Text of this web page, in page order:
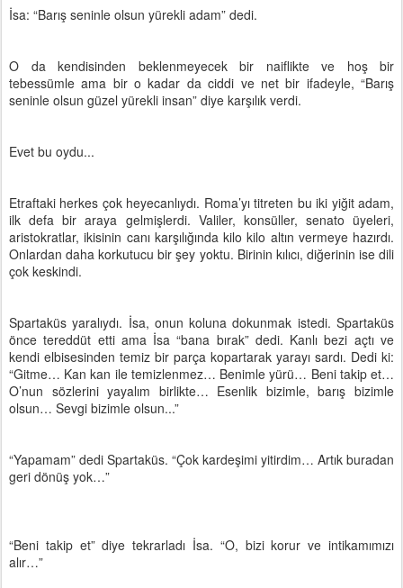
İsa: “Barış seninle olsun yürekli adam” dedi.
O da kendisinden beklenmeyecek bir naiflikte ve hoş bir
tebessümle ama bir o kadar da ciddi ve net bir ifadeyle, “Barış
seninle olsun güzel yürekli insan” diye karşılık verdi.
Evet bu oydu...
Etraftaki herkes çok heyecanlıydı. Roma’yı titreten bu iki yiğit adam,
ilk defa bir araya gelmişlerdi. Valiler, konsüller, senato üyeleri,
aristokratlar, ikisinin canı karşılığında kilo kilo altın vermeye hazırdı.
Onlardan daha korkutucu bir şey yoktu. Birinin kılıcı, diğerinin ise dili
çok keskindi.
Spartaküs yaralıydı. İsa, onun koluna dokunmak istedi. Spartaküs
önce tereddüt etti ama İsa “bana bırak” dedi. Kanlı bezi açtı ve
kendi elbisesinden temiz bir parça kopartarak yarayı sardı. Dedi ki:
“Gitme… Kan kan ile temizlenmez… Benimle yürü… Beni takip et…
O’nun sözlerini yayalım birlikte… Esenlik bizimle, barış bizimle
olsun… Sevgi bizimle olsun...”
“Yapamam” dedi Spartaküs. “Çok kardeşimi yitirdim… Artık buradan
geri dönüş yok…”
“Beni takip et” diye tekrarladı İsa. “O, bizi korur ve intikamımızı
alır…”